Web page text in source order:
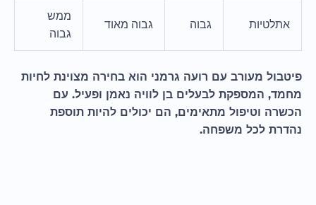
אתלטיות גבוה גבוה מאוד
ממש
גבוה
פיטבול מעורב עם רועה גרמני הוא בחירה מצוינת לחיות
מחמד, המספקת לבעלים בן לוויה נאמן ופעיל. עם
הכשרה וטיפול מתאימים, הם יכולים להיות תוספת
נהדרת לכל משפחה.